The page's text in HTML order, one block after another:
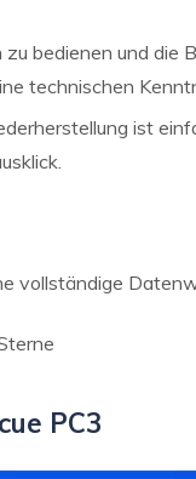
zu bedienen und die
technischen
ist
vollständige
PC3